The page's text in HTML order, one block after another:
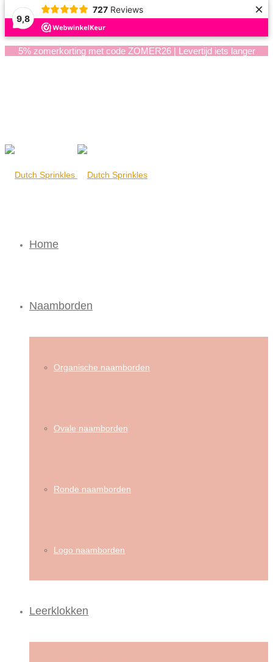
9,8
727 Reviews ×
5% zomerkorting met code ZOMER26 | Levertijd iets langer
Home
Naamborden
Organische naamborden
Ovale naamborden
Ronde naamborden
Logo naamborden
Leerklokken